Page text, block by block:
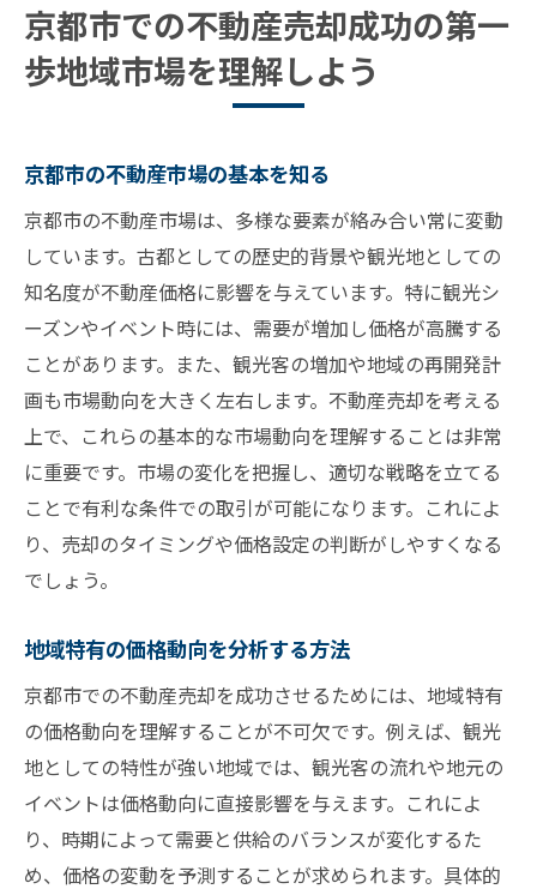
専門家の助言で市場理解を深める
不動産売却の新たな視点京都市ならではの戦略
京都市内での効果的な広告手法
地元の不動産業者との連携の重要性
エコロジー志向の買い手をターゲットにす
る
京都の季節変動に対応した売却計画
地域特性を活かした不動産売却の秘訣
不動産価値を高めるリノベーションの提案
伝統的建物の魅力をアピールする
京都市ならではの地域資源を強調する
コミュニティイベントを活用したプロモー
地元の歴史を活かしたストーリーテリング
京都市市場での不動産売却成功に導くステップ
売却プロセスの全体像を理解する
初めての売却でも安心できるステップガイ
ド
京都市での不動産売却成功の第一
歩地域市場を理解しよう
京都市の不動産市場の基本を知る
京都市の不動産市場は、多様な要素が絡み合い常に変動
しています。古都としての歴史的背景や観光地としての
知名度が不動産価格に影響を与えています。特に観光シ
ーズンやイベント時には、需要が増加し価格が高騰する
ことがあります。また、観光客の増加や地域の再開発計
画も市場動向を大きく左右します。不動産売却を考える
上で、これらの基本的な市場動向を理解することは非常
に重要です。市場の変化を把握し、適切な戦略を立てる
ことで有利な条件での取引が可能になります。これによ
り、売却のタイミングや価格設定の判断がしやすくなる
でしょう。
地域特有の価格動向を分析する方法
京都市での不動産売却を成功させるためには、地域特有
の価格動向を理解することが不可欠です。例えば、観光
地としての特性が強い地域では、観光客の流れや地元の
イベントは価格動向に直接影響を与えます。これによ
り、時期によって需要と供給のバランスが変化するた
め、価格の変動を予測することが求められます。具体的